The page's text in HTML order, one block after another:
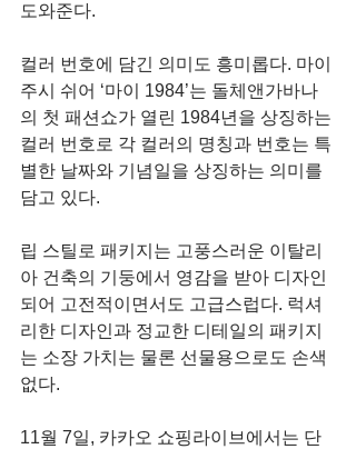
도와준다.
컬러 번호에 담긴 의미도 흥미롭다. 마이
주시 쉬어 ‘마이 1984’는 돌체앤가바나
의 첫 패션쇼가 열린 1984년을 상징하는
컬러 번호로 각 컬러의 명칭과 번호는 특
별한 날짜와 기념일을 상징하는 의미를
담고 있다.
립 스틸로 패키지는 고풍스러운 이탈리
아 건축의 기둥에서 영감을 받아 디자인
되어 고전적이면서도 고급스럽다. 럭셔
리한 디자인과 정교한 디테일의 패키지
는 소장 가치는 물론 선물용으로도 손색
없다.
11월 7일, 카카오 쇼핑라이브에서는 단